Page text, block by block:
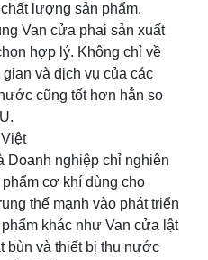
lượng sản phẩm.
Van cửa phai sản xuất
hợp lý. Không chỉ về
và dịch vụ của các
cũng tốt hơn hẳn so
Doanh nghiệp chỉ nghiên
cơ khí dùng cho
thế mạnh vào phát triển
khác như Van cửa lật
bùn và thiết bị thu nước